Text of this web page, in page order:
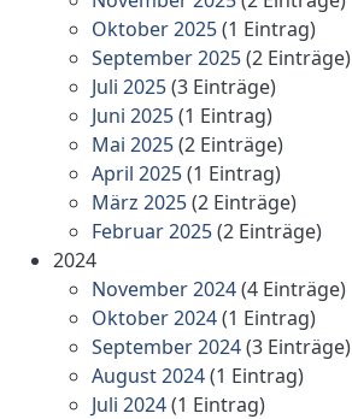
Oktober 2025(1 Eintrag)
September 2025(2 Einträge)
Juli 2025(3 Einträge)
Juni 2025(1 Eintrag)
Mai 2025(2 Einträge)
April 2025(1 Eintrag)
März 2025(2 Einträge)
Februar 2025(2 Einträge)
2024
November 2024(4 Einträge)
Oktober 2024(1 Eintrag)
September 2024(3 Einträge)
August 2024(1 Eintrag)
Juli 2024(1 Eintrag)